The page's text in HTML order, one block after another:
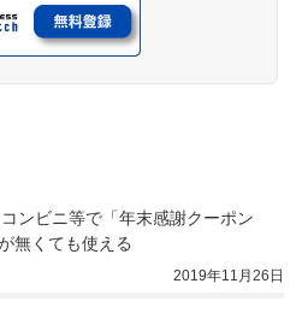
ンビニ等で「年末感謝クーポン
無くても使える
2019年11月26日